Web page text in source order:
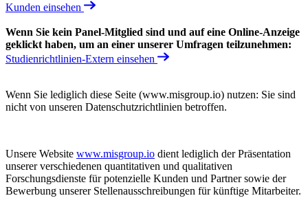
Kunden einsehen
Wenn Sie kein Panel-Mitglied sind und auf eine Online-Anzeige
geklickt haben, um an einer unserer Umfragen teilzunehmen:
Studienrichtlinien-Extern einsehen
Wenn Sie lediglich diese Seite (www.misgroup.io) nutzen: Sie sind
nicht von unseren Datenschutzrichtlinien betroffen.
Unsere Website www.misgroup.io dient lediglich der Präsentation
unserer verschiedenen quantitativen und qualitativen
Forschungsdienste für potenzielle Kunden und Partner sowie der
Bewerbung unserer Stellenausschreibungen für künftige Mitarbeiter.